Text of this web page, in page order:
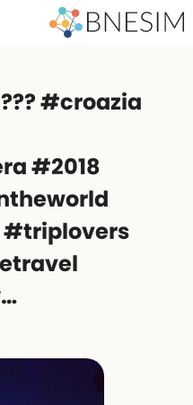
#croazia
#2018